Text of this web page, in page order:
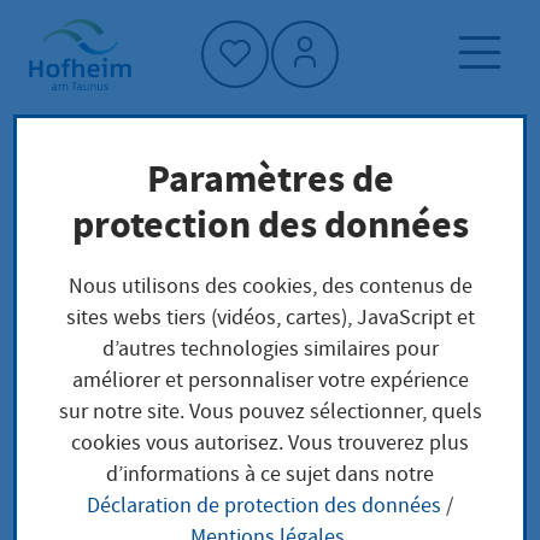
Accueil"
Page d'accueil
Trouver un service
Préoccupations locales
Schulwegsicherheit
Leistungsbeschreibung
Kinder gehören zu den schwächsten
Paramètres de
protection des données
Nous utilisons des cookies, des contenus de
sites webs tiers (vidéos, cartes), JavaScript et
d’autres technologies similaires pour
améliorer et personnaliser votre expérience
sur notre site. Vous pouvez sélectionner, quels
cookies vous autorisez. Vous trouverez plus
d’informations à ce sujet dans notre
Déclaration de protection des données /